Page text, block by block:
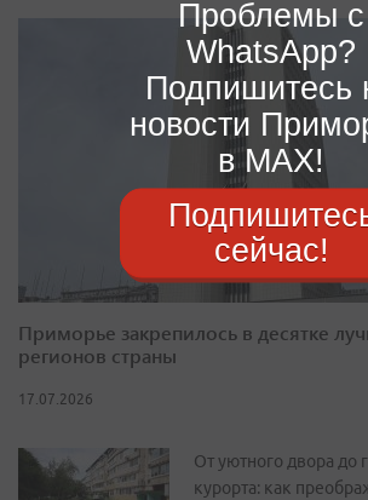
Приморье закрепилось в десятке
регионов страны
17.07.2026
От уютного двора до
курорта: как
Проблемы с
WhatsApp?
Подпишитесь
новости
в MAX!
сейчас!